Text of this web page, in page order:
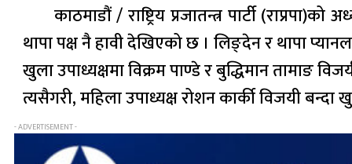
काठमाडौं / राष्ट्रिय प्रजातन्त्र पार्टी
थापा पक्ष नै हावी देखिएको छ । लिङ्देन र थापा
खुला उपाध्यक्षमा विक्रम पाण्डे र बुद्धिमान तामाङ
त्यसैगरी, महिला उपाध्यक्ष रोशन कार्की विजयी
- ADVERTISEMENT -